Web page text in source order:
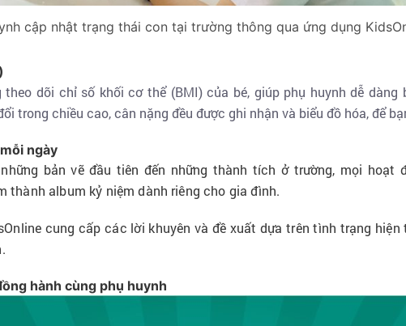
cập nhật trạng thái con tại trường thông qua ứng dụng
theo dõi chỉ số khối cơ thể (BMI) của bé, giúp phụ huynh dễ
trong chiều cao, cân nặng đều được ghi nhận và biểu đồ hóa, để
ngày
bản vẽ đầu tiên đến những thành tích ở trường, mọi hoạt
thành album kỷ niệm dành riêng cho gia đình.
cung cấp các lời khuyên và đề xuất dựa trên tình trạng hiện
hành cùng phụ huynh